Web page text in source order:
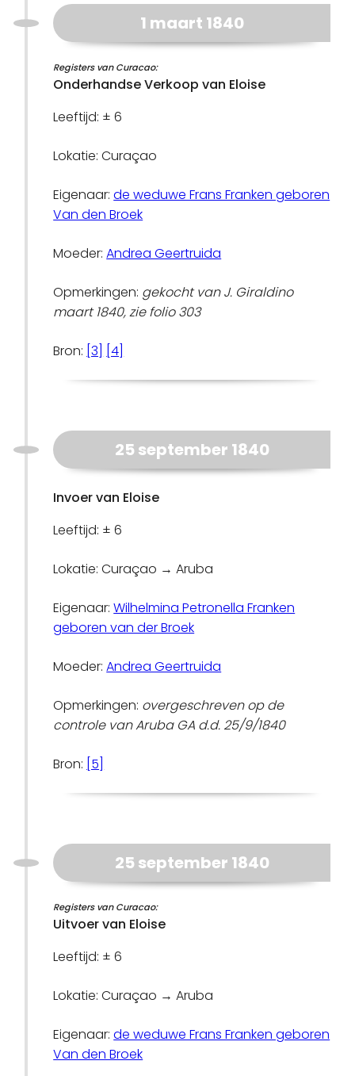
1 maart 1840
Registers van Curacao:
Onderhandse Verkoop van Eloise
Leeftijd: ± 6
Lokatie: Curaçao
Eigenaar:de weduwe Frans Franken geboren
Van den Broek
Moeder:Andrea Geertruida
Opmerkingen: gekocht van J. Giraldino
maart 1840, zie folio 303
Bron: [3] [4]
25 september 1840
Invoer van Eloise
Leeftijd: ± 6
Lokatie: Curaçao → Aruba
Eigenaar:Wilhelmina Petronella Franken
geboren van der Broek
Moeder:Andrea Geertruida
Opmerkingen: overgeschreven op de
controle van Aruba GA d.d. 25/9/1840
Bron: [5]
25 september 1840
Registers van Curacao:
Uitvoer van Eloise
Leeftijd: ± 6
Lokatie: Curaçao → Aruba
Eigenaar:de weduwe Frans Franken geboren
Van den Broek